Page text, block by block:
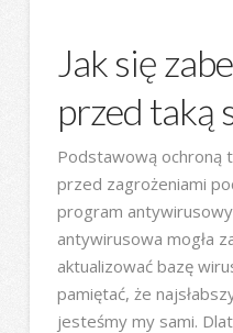
Jak się
przed taką
Podstawową ochroną
przed zagrożeniami
program
antywirusowa mogła
aktualizować bazę
pamiętać, że
jesteśmy my sami.